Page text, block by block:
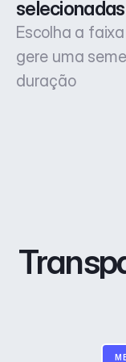
selecionadas
Escolha a
gere uma
duração